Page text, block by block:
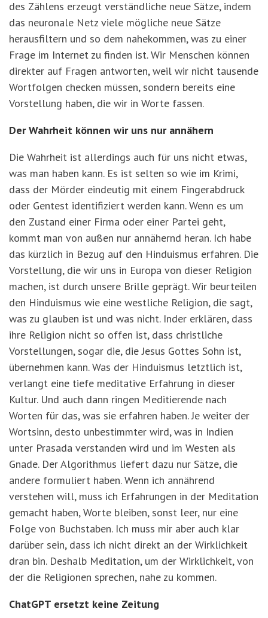
des Zählens erzeugt verständliche neue Sätze, indem
das neuronale Netz viele mögliche neue Sätze
herausfiltern und so dem nahekommen, was zu einer
Frage im Internet zu finden ist. Wir Menschen können
direkter auf Fragen antworten, weil wir nicht tausende
Wortfolgen checken müssen, sondern bereits eine
Vorstellung haben, die wir in Worte fassen.
Der Wahrheit können wir uns nur annähern
Die Wahrheit ist allerdings auch für uns nicht etwas,
was man haben kann. Es ist selten so wie im Krimi,
dass der Mörder eindeutig mit einem Fingerabdruck
oder Gentest identifiziert werden kann. Wenn es um
den Zustand einer Firma oder einer Partei geht,
kommt man von außen nur annähernd heran. Ich habe
das kürzlich in Bezug auf den Hinduismus erfahren. Die
Vorstellung, die wir uns in Europa von dieser Religion
machen, ist durch unsere Brille geprägt. Wir beurteilen
den Hinduismus wie eine westliche Religion, die sagt,
was zu glauben ist und was nicht. Inder erklären, dass
ihre Religion nicht so offen ist, dass christliche
Vorstellungen, sogar die, die Jesus Gottes Sohn ist,
übernehmen kann. Was der Hinduismus letztlich ist,
verlangt eine tiefe meditative Erfahrung in dieser
Kultur. Und auch dann ringen Meditierende nach
Worten für das, was sie erfahren haben. Je weiter der
Wortsinn, desto unbestimmter wird, was in Indien
unter Prasada verstanden wird und im Westen als
Gnade. Der Algorithmus liefert dazu nur Sätze, die
andere formuliert haben. Wenn ich annährend
verstehen will, muss ich Erfahrungen in der Meditation
gemacht haben, Worte bleiben, sonst leer, nur eine
Folge von Buchstaben. Ich muss mir aber auch klar
darüber sein, dass ich nicht direkt an der Wirklichkeit
dran bin. Deshalb Meditation, um der Wirklichkeit, von
der die Religionen sprechen, nahe zu kommen.
ChatGPT ersetzt keine Zeitung